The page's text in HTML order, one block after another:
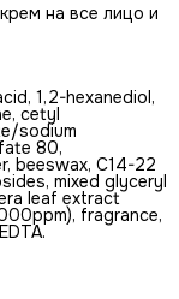
на все лицо и
1,2-hexanediol,
cetyl
sodium
80,
beeswax, C14-22
mixed glyceryl
leaf extract
fragrance,